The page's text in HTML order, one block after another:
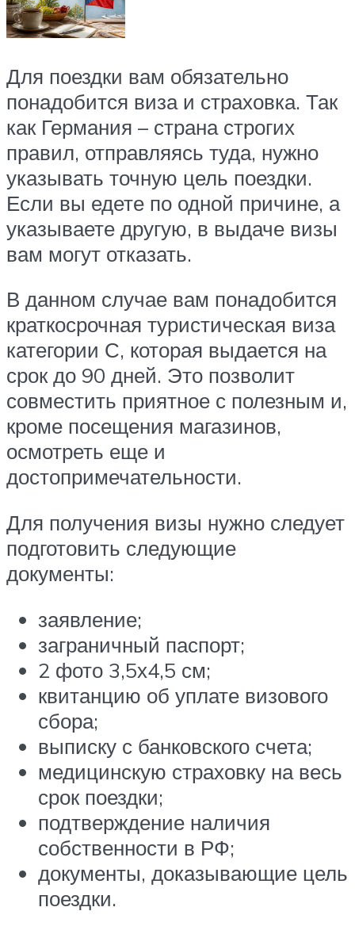
Для поездки вам обязательно
понадобится виза и страховка. Так
как Германия – страна строгих
правил, отправляясь туда, нужно
указывать точную цель поездки.
Если вы едете по одной причине, а
указываете другую, в выдаче визы
вам могут отказать.
В данном случае вам понадобится
краткосрочная туристическая виза
категории С, которая выдается на
срок до 90 дней. Это позволит
совместить приятное с полезным и,
кроме посещения магазинов,
осмотреть еще и
достопримечательности.
Для получения визы нужно следует
подготовить следующие
документы:
заявление;
заграничный паспорт;
2 фото 3,5х4,5 см;
квитанцию об уплате визового
сбора;
выписку с банковского счета;
медицинскую страховку на весь
срок поездки;
подтверждение наличия
собственности в РФ;
документы, доказывающие цель
поездки.